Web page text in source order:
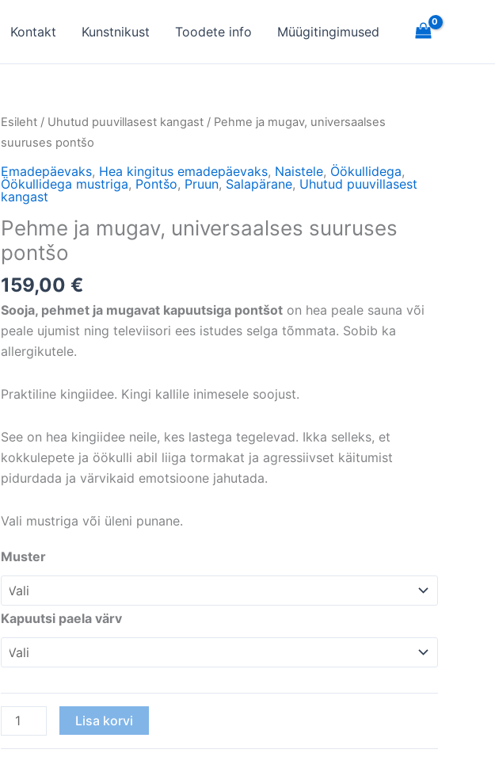
Kontakt Kunstnikust Toodete info Müügitingimused
Esileht / Uhutud puuvillasest kangast / Pehme ja mugav, universaalses
suuruses pontšo
Emadepäevaks, Hea kingitus emadepäevaks, Naistele, Öökullidega,
Öökullidega mustriga, Pontšo, Pruun, Salapärane, Uhutud puuvillasest
kangast
Pehme ja mugav, universaalses suuruses
pontšo
159,00 €
Sooja, pehmet ja mugavat kapuutsiga pontšot on hea peale sauna või
peale ujumist ning televiisori ees istudes selga tõmmata. Sobib ka
allergikutele.
Praktiline kingiidee. Kingi kallile inimesele soojust.
See on hea kingiidee neile, kes lastega tegelevad. Ikka selleks, et
kokkulepete ja öökulli abil liiga tormakat ja agressiivset käitumist
pidurdada ja värvikaid emotsioone jahutada.
Vali mustriga või üleni punane.
Muster
Kapuutsi paela värv
Pehme
ja
mugav,
universaalses
suuruses
pontšo
kogus
Lisa korvi